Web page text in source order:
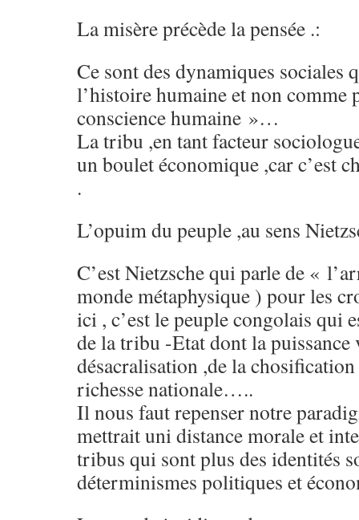
La misère précède la pensée .:
Ce sont des dynamiques sociales
l’histoire humaine et non comme
conscience humaine »…
La tribu ,en tant facteur
un boulet économique ,car c’est
.
L’opuim du peuple ,au sens
C’est Nietzsche qui parle de «
monde métaphysique ) pour les
ici , c’est le peuple congolais qui
de la tribu -Etat dont la puissance
désacralisation ,de la
richesse nationale…..
Il nous faut repenser notre
mettrait uni distance morale et
tribus qui sont plus des identités
déterminismes politiques et